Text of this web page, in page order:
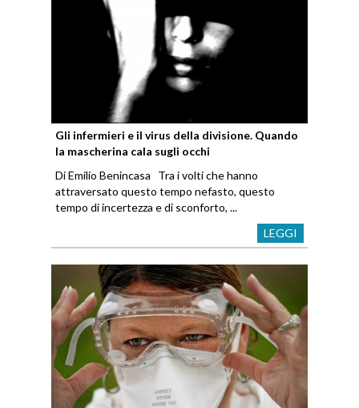
Gli infermieri e il virus della divisione. Quando
la mascherina cala sugli occhi
Di Emilio Benincasa Tra i volti che hanno
attraversato questo tempo nefasto, questo
tempo di incertezza e di sconforto, ...
LEGGI